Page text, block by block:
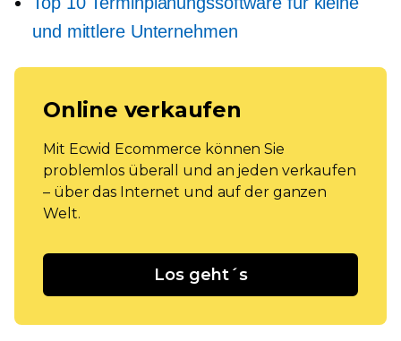
und mittlere Unternehmen
Online verkaufen
Mit Ecwid Ecommerce können Sie
problemlos überall und an jeden verkaufen
– über das Internet und auf der ganzen
Welt.
Los geht´s